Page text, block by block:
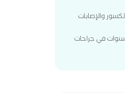
والإصابات
الأربطة والغضاريف، بالإضافة إلى تشخيص وعلاج أورام العظام. يتمتع بخبرة تزيد عن 10 سنوات في جراحات